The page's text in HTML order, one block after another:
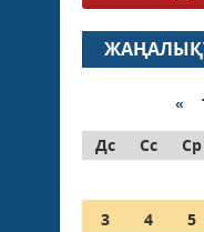
«
Дс
Сс Ср
3
4 5